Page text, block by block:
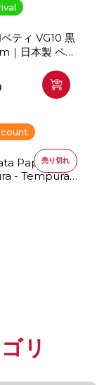
ティ VG10 黒
｜日本製 ペテ
格
Paper for
- Tempura
売り切れ
リ